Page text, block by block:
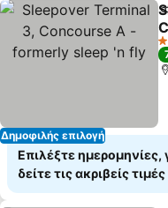
Δημοφιλής επιλογή
3
Επιλέξτε ημερομηνίες,
δείτε τις ακριβείς τιμές